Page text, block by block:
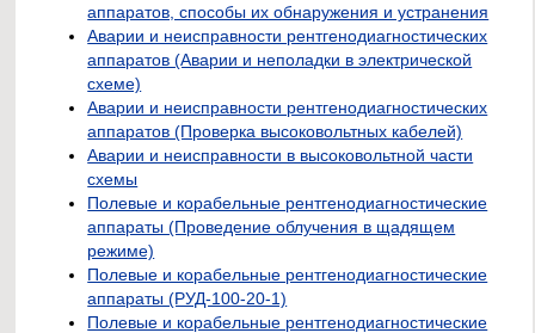
аппаратов, способы их обнаружения и устранения
Аварии и неисправности рентгенодиагностических
аппаратов (Аварии и неполадки в электрической
схеме)
Аварии и неисправности рентгенодиагностических
аппаратов (Проверка высоковольтных кабелей)
Аварии и неисправности в высоковольтной части
схемы
Полевые и корабельные рентгенодиагностические
аппараты (Проведение облучения в щадящем
режиме)
Полевые и корабельные рентгенодиагностические
аппараты (РУД-100-20-1)
Полевые и корабельные рентгенодиагностические